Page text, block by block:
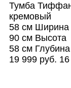
Тумба
кремовый
58 смШирина
90 смВысота
58 смГлубина
19 999 руб.